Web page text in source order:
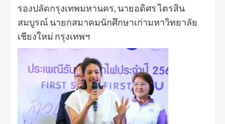
รองปลัดกรุงเทพมหานคร, นายอดิศร ไตรสิน
สมบูรณ์ นายกสมาคมนักศึกษาเก่ามหาวิทยาลัย
เชียงใหม่ กรุงเทพฯ